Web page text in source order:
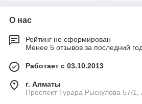
О нас
Рейтинг не сформирован
Менее 5 отзывов за последний год
Работает с 03.10.2013
г. Алматы
Проспект Турара Рыскулова 57/1,